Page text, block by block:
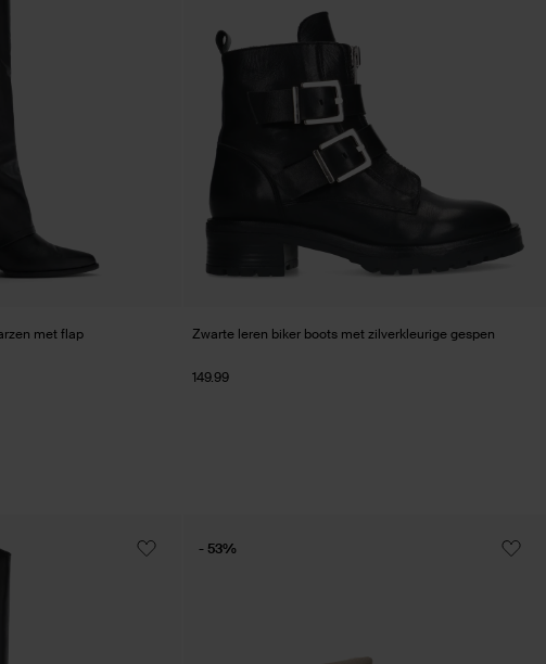
met flap Zwarte leren biker boots met zilverkleurige gespen
149.99
- 53%